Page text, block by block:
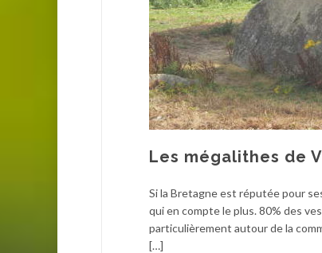
Les mégalithes de
Si la Bretagne est réputée pour
qui en compte le plus. 80% des
particulièrement autour de la
[…]